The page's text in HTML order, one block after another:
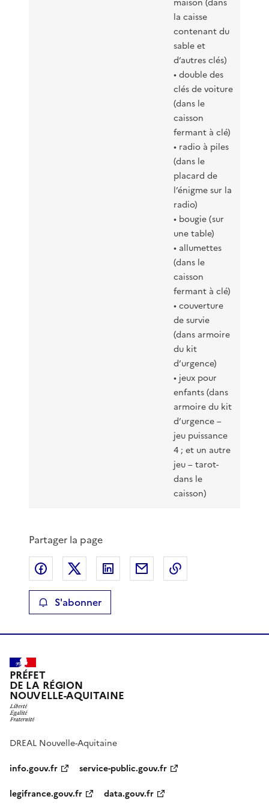
la caisse
contenant du
sable et
d’autres clés)
• double des
clés de voiture
(dans le
caisson
fermant à clé)
• radio à piles
(dans le
placard de
l’énigme sur la
radio)
• bougie (sur
une table)
• allumettes
(dans le
caisson
fermant à clé)
• couverture
de survie
(dans armoire
du kit
d’urgence)
• jeux pour
enfants (dans
armoire du kit
d’urgence –
jeu puissance
4 ; et un autre
jeu – tarot-
dans le
caisson)
Partager la page
Partager sur Facebook
Partager sur XPartager sur LinkedIn
Partager par email
S'abonner
PRÉFET
DE LA RÉGION
NOUVELLE-AQUITAINE
DREAL Nouvelle-Aquitaine
info.gouv.fr
service-public.gouv.fr
legifrance.gouv.fr
data.gouv.fr